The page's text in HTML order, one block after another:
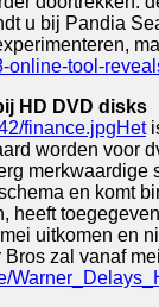
u bij Pandia
online-tool-
HD DVD disks
finance.jpgHet
worden voor
en komt
heeft
uitkomen en
zal vanaf